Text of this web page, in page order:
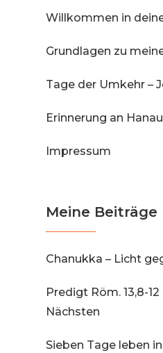
Willkommen in
Grundlagen zu
Tage der Umkehr –
Erinnerung an
Impressum
Meine Beiträge
Chanukka – Licht
Predigt Röm. 13,8-
Nächsten
Sieben Tage leben